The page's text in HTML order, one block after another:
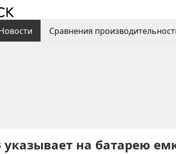
Сравнения
указывает на батарею